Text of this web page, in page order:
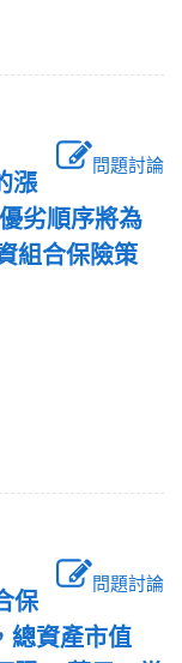
問題討論
漲
劣順序將為
組合保險策
問題討論
保
總資產市值